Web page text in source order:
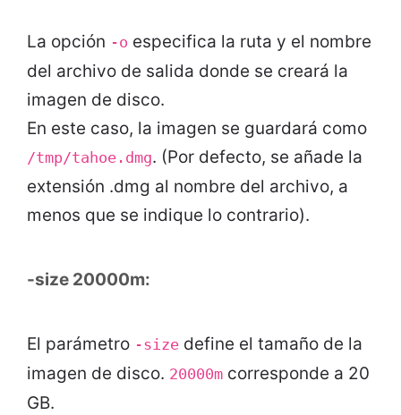
La opción -o especifica la ruta y el nombre
del archivo de salida donde se creará la
imagen de disco.
En este caso, la imagen se guardará como
/tmp/tahoe.dmg. (Por defecto, se añade la
extensión .dmg al nombre del archivo, a
menos que se indique lo contrario).
-size 20000m:
El parámetro -size define el tamaño de la
imagen de disco. 20000m corresponde a 20
GB.